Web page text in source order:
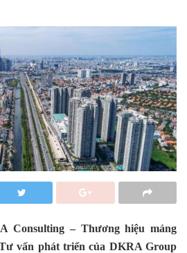
Consulting – Thương hiệu mảng
vấn phát triển của DKRA Group